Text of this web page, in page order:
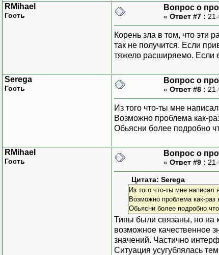
RMihael
Гость
Вопрос о
« Ответ #7 :
Корень зла в том, что эти
так не получится. Если
тяжело расширяемо. Если
Serega
Гость
Вопрос о
« Ответ #8 :
Из того что-ты мне
Возможно проблема как-
Обьясни более подробно
RMihael
Гость
Вопрос о
« Ответ #9 :
Цитата: Serega
Из того что-ты мне написал
Возможно проблема как-раз
Обьясни более подробно
Типы были связаны, но на
возможное качественное
значений. Частично
Ситуация усугублялась